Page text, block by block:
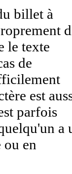
billet à
le texte
de
est
parfois
a
ou en